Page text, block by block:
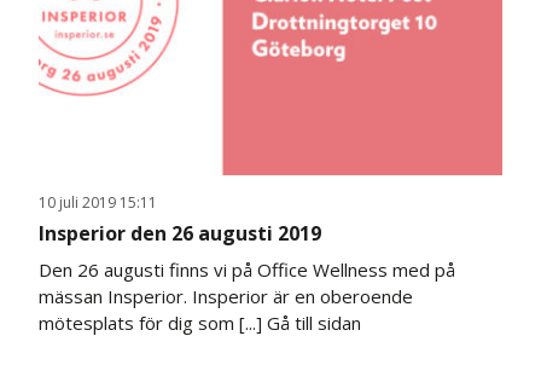
10 juli 2019 15:11
Insperior den 26 augusti 2019
Den 26 augusti finns vi på Office Wellness med på
mässan Insperior. Insperior är en oberoende
mötesplats för dig som [...] Gå till sidan